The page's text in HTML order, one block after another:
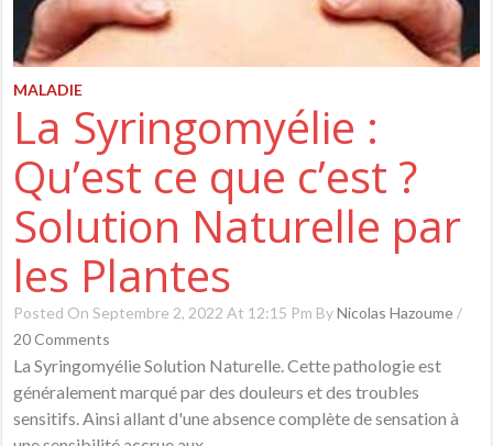
MALADIE
La Syringomyélie :
Qu’est ce que c’est ?
Solution Naturelle par
les Plantes
Posted On Septembre 2, 2022 At 12:15 Pm ByNicolas Hazoume /
20 Comments
La Syringomyélie Solution Naturelle. Cette pathologie est
généralement marqué par des douleurs et des troubles
sensitifs. Ainsi allant d'une absence complète de sensation à